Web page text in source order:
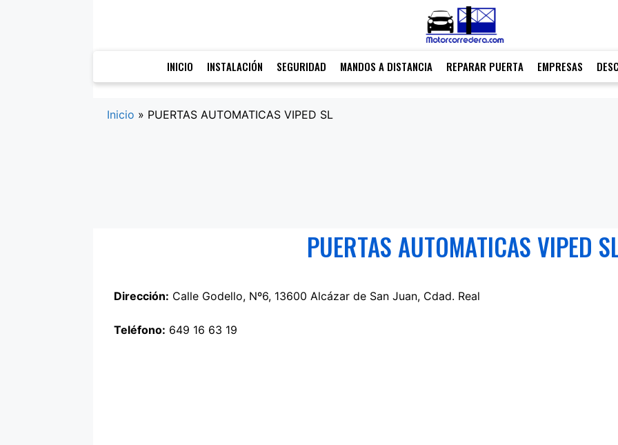
INICIO INSTALACIÓN SEGURIDAD MANDOS A DISTANCIA REPARAR PUERTA EMPRESAS
Inicio » PUERTAS AUTOMATICAS VIPED SL
PUERTAS AUTOMATICAS VIPED
Dirección: Calle Godello, Nº6, 13600 Alcázar de San Juan, Cdad. Real
Teléfono: 649 16 63 19